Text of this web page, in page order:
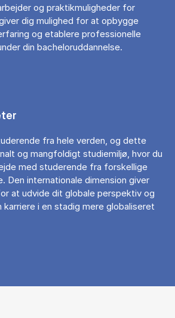
og praktikmuligheder for
dig mulighed for at opbygge
og etablere professionelle
din bacheloruddannelse.
fra hele verden, og dette
og mangfoldigt studiemiljø, hvor du
med studerende fra forskellige
Den internationale dimension giver
at udvide dit globale perspektiv og
i en stadig mere globaliseret